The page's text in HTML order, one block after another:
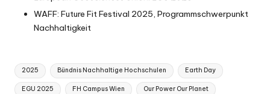
WAFF: Future Fit Festival 2025, Programmschwerpunkt
Nachhaltigkeit
Tags:
2025 Bündnis Nachhaltige Hochschulen Earth Day
EGU 2025 FH Campus Wien Our Power Our Planet